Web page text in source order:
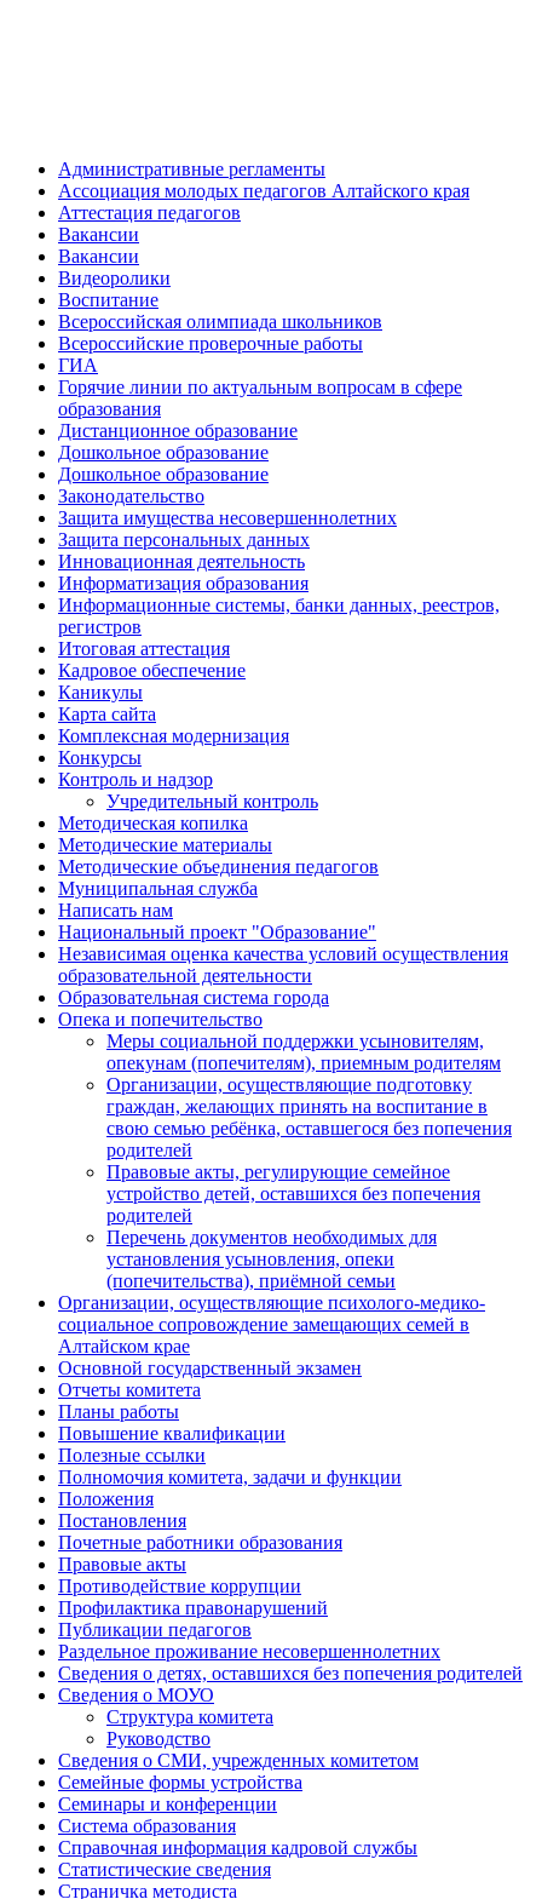
Административные регламенты
Ассоциация молодых педагогов Алтайского края
Аттестация педагогов
Вакансии
Вакансии
Видеоролики
Воспитание
Всероссийская олимпиада школьников
Всероссийские проверочные работы
ГИА
Горячие линии по актуальным вопросам в сфере
образования
Дистанционное образование
Дошкольное образование
Дошкольное образование
Законодательство
Защита имущества несовершеннолетних
Защита персональных данных
Инновационная деятельность
Информатизация образования
Информационные системы, банки данных, реестров,
регистров
Итоговая аттестация
Кадровое обеспечение
Каникулы
Карта сайта
Комплексная модернизация
Конкурсы
Контроль и надзор
Учредительный контроль
Методическая копилка
Методические материалы
Методические объединения педагогов
Муниципальная служба
Написать нам
Национальный проект "Образование"
Независимая оценка качества условий осуществления
образовательной деятельности
Образовательная система города
Опека и попечительство
Меры социальной поддержки усыновителям,
опекунам (попечителям), приемным родителям
Организации, осуществляющие подготовку
граждан, желающих принять на воспитание в
свою семью ребёнка, оставшегося без попечения
родителей
Правовые акты, регулирующие семейное
устройство детей, оставшихся без попечения
родителей
Перечень документов необходимых для
установления усыновления, опеки
(попечительства), приёмной семьи
Организации, осуществляющие психолого-медико-
социальное сопровождение замещающих семей в
Алтайском крае
Основной государственный экзамен
Отчеты комитета
Планы работы
Повышение квалификации
Полезные ссылки
Полномочия комитета, задачи и функции
Положения
Постановления
Почетные работники образования
Правовые акты
Противодействие коррупции
Профилактика правонарушений
Публикации педагогов
Раздельное проживание несовершеннолетних
Сведения о детях, оставшихся без попечения родителей
Сведения о МОУО
Структура комитета
Руководство
Сведения о СМИ, учрежденных комитетом
Семейные формы устройства
Семинары и конференции
Система образования
Справочная информация кадровой службы
Статистические сведения
Страничка методиста